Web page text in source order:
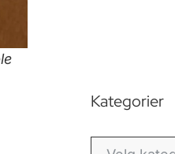
Kategorier
Kategorier